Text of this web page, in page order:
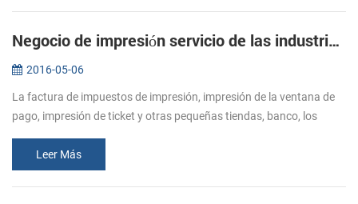
Negocio de impresión servicio de las industrias de mayor Alcista de la demanda de impresora de recibos
2016-05-06
La factura de impuestos de impresión, impresión de la ventana de
pago, impresión de ticket y otras pequeñas tiendas, banco, los
Leer Más